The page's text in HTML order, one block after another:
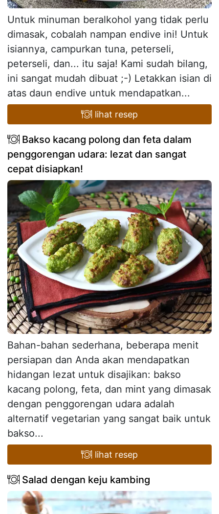
Untuk minuman beralkohol yang tidak perlu
dimasak, cobalah nampan endive ini! Untuk
isiannya, campurkan tuna, peterseli,
peterseli, dan... itu saja! Kami sudah bilang,
ini sangat mudah dibuat ;-) Letakkan isian di
atas daun endive untuk mendapatkan...
lihat resep
Bakso kacang polong dan feta dalam
penggorengan udara: lezat dan sangat
cepat disiapkan!
Bahan-bahan sederhana, beberapa menit
persiapan dan Anda akan mendapatkan
hidangan lezat untuk disajikan: bakso
kacang polong, feta, dan mint yang dimasak
dengan penggorengan udara adalah
alternatif vegetarian yang sangat baik untuk
bakso...
lihat resep
Salad dengan keju kambing